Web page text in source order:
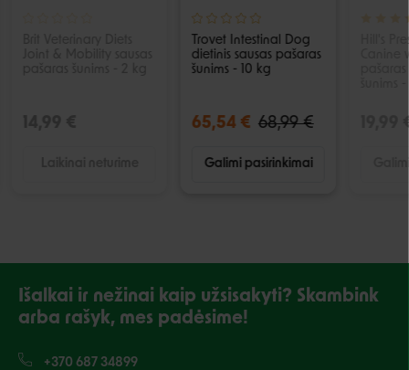
Trovet Intestinal Dog
dietinis sausas pašaras
šunims - 10 kg
65,54 € 68,99 €
Galimi pasirinkimai
Hill's
Canine
19,99
Išalkai ir nežinai kaip užsisakyti? Skambink
arba rašyk, mes padėsime!
+370 687 34899